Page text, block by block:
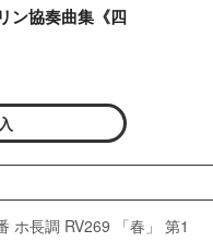
ン協奏曲集《四
長調 RV269 「春」 第1